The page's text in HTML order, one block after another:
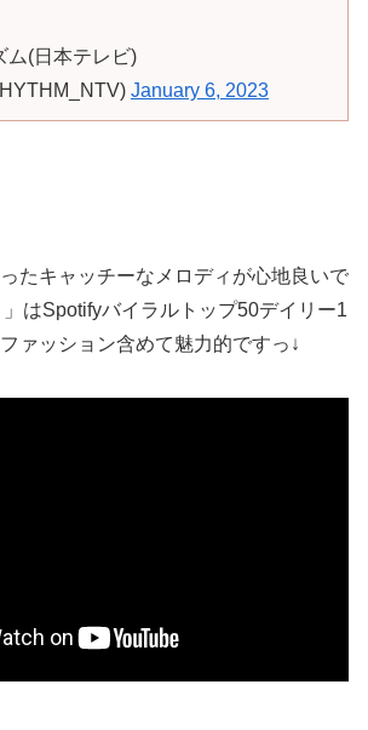
(日本テレビ)
January 6, 2023
たキャッチーなメロディが心地良いで
はSpotifyバイラルトップ50デイリー1
ァッション含めて魅力的ですっ↓